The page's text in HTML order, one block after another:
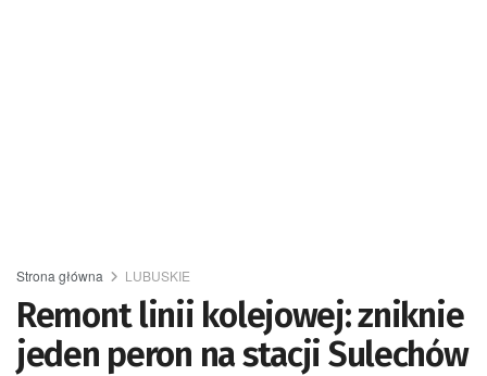
Strona główna LUBUSKIE
Remont linii kolejowej: zniknie
jeden peron na stacji Sulechów